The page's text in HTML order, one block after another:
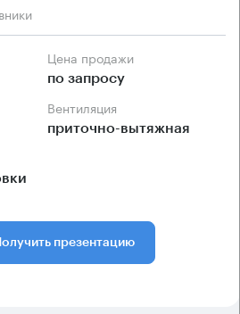
Цена продажи
по запросу
Вентиляция
приточно-вытяжная
Получить презентацию